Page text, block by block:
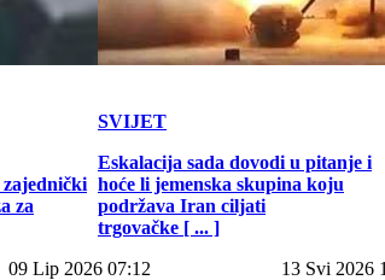
za
SVIJET
Eskalacija sada dovodi u pitanje i
hoće li jemenska skupina koju
podržava Iran ciljati
trgovačke [ ... ]
09 Lip 2026 07:12 13 Svi 2026